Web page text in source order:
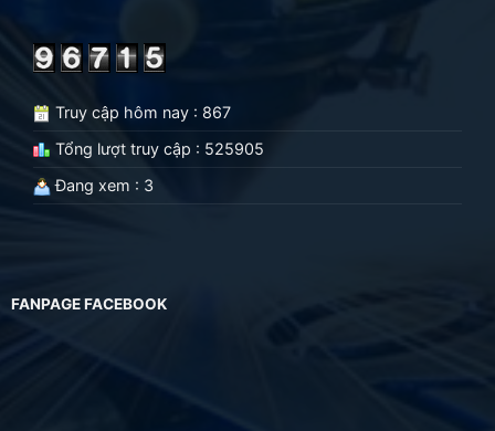
Truy cập hôm nay : 867
Tổng lượt truy cập : 525905
Đang xem : 3
FANPAGE FACEBOOK